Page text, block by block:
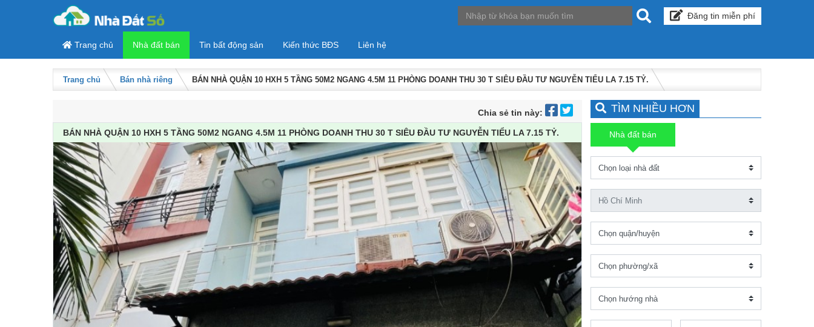
Đăng tin miễn phí
Trang chủ Nhà đất bán Tin bất động sản Kiến thức BĐS Liên hệ
Trang chủ Bán nhà riêng BÁN NHÀ QUẬN 10 HXH 5 TẦNG 50M2 NGANG 4.5M 11 PHÒNG DOANH THU 30 T SIÊU ĐẦU TƯ NGUYỄN TIỂU LA 7.15 TỶ.
Chia sẻ tin này:
BÁN NHÀ QUẬN 10 HXH 5 TẦNG 50M2 NGANG 4.5M 11 PHÒNG DOANH THU 30 T SIÊU ĐẦU TƯ NGUYỄN TIỂU LA 7.15 TỶ.
TÌM NHIỀU HƠN
Nhà đất bán